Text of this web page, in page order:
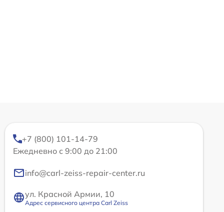
+7 (800) 101-14-79
Ежедневно с 9:00 до 21:00
info@carl-zeiss-repair-center.ru
ул. Красной Армии, 10
Адрес сервисного центра Carl Zeiss